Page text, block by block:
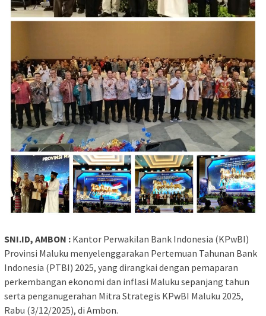
SNI.ID, AMBON : Kantor Perwakilan Bank Indonesia (KPwBI)
Provinsi Maluku menyelenggarakan Pertemuan Tahunan Bank
Indonesia (PTBI) 2025, yang dirangkai dengan pemaparan
perkembangan ekonomi dan inflasi Maluku sepanjang tahun
serta penganugerahan Mitra Strategis KPwBI Maluku 2025,
Rabu (3/12/2025), di Ambon.